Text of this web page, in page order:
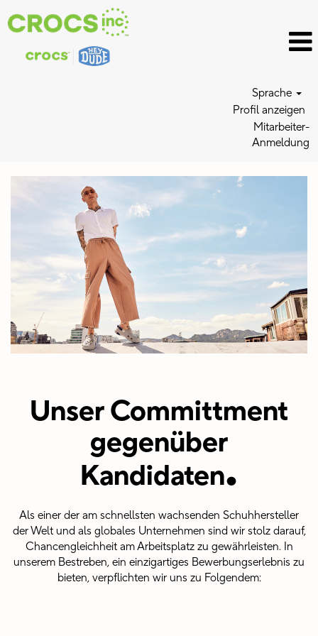
Sprache
Profil anzeigen
Mitarbeiter-
Anmeldung
Unser Committment
gegenüber
Kandidaten.
Als einer der am schnellsten wachsenden Schuhhersteller
der Welt und als globales Unternehmen sind wir stolz darauf,
Chancengleichheit am Arbeitsplatz zu gewährleisten. In
unserem Bestreben, ein einzigartiges Bewerbungserlebnis zu
bieten, verpflichten wir uns zu Folgendem: